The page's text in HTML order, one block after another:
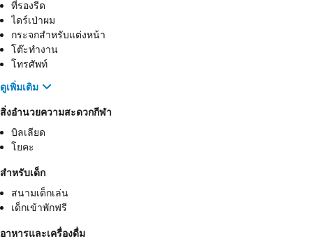
ที่รองรีด
ไดร์เป่าผม
กระจกสำหรับแต่งหน้า
โต๊ะทำงาน
โทรศัพท์
ดูเพิ่มเติม
สิ่งอำนวยความสะดวกกีฬา
บิลเลียด
โยคะ
สำหรับเด็ก
สนามเด็กเล่น
เด็กเข้าพักฟรี
อาหารและเครื่องดื่ม